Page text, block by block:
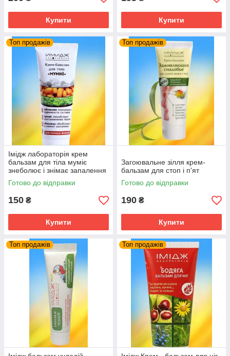
Купити Купити
Топ продажів
Імідж лабораторія крем
бальзам для тіла муміє
знеболює і знімає запалення
Готово до відправки
150 ₴
Купити
Топ продажів
Загоювальне зілля крем-
бальзам для стоп і п'ят
Готово до відправки
190 ₴
Купити
Топ продажів Топ продажів